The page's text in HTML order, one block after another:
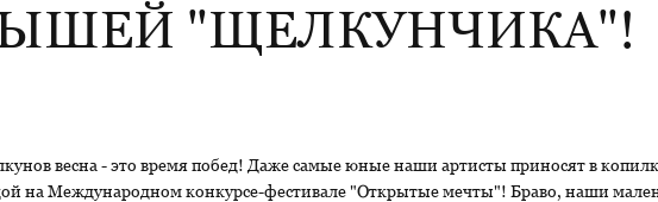
"ЩЕЛКУНЧИКА"!
весна - это время побед! Даже самые юные наши артисты приносят в
на Международном конкурсе-фестивале "Открытые мечты"! Браво, наши